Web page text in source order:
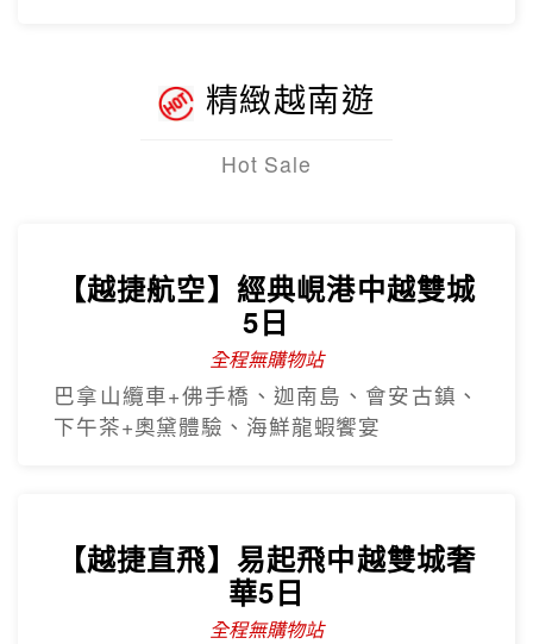
精緻越南遊
Hot Sale
【越捷航空】經典峴港中越雙城
5日
全程無購物站
巴拿山纜車+佛手橋、迦南島、會安古鎮、
下午茶+奧黛體驗、海鮮龍蝦饗宴
【越捷直飛】易起飛中越雙城奢
華5日
全程無購物站